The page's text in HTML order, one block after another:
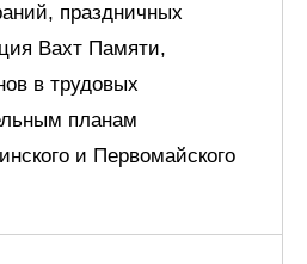
праздничных
Вахт Памяти,
в трудовых
планам
и Первомайского